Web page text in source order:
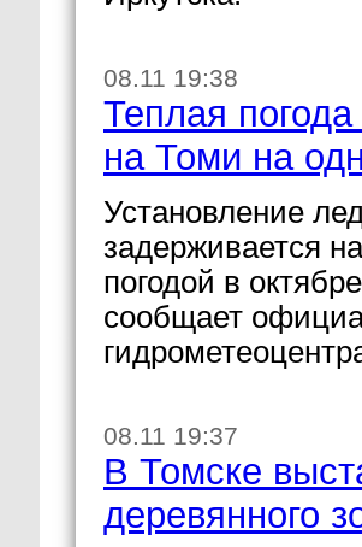
08.11 19:38
Теплая
на Томи на
Установление
задерживается
погодой в
сообщает
08.11 19:37
В Томске
деревянного